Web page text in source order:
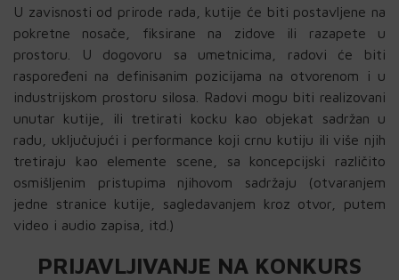
U zavisnosti od prirode rada, kutije će biti postavljene na
pokretne nosače, fiksirane na zidove ili razapete u
prostoru. U dogovoru sa umetnicima, radovi će biti
raspoređeni na definisanim pozicijama na otvorenom i u
industrijskom prostoru silosa. Radovi mogu biti realizovani
unutar kutije, ili tretirati kocku kao objekat sadržan u
radu, uključujući i performance koji crnu kutiju ili više njih
tretiraju kao elemente scene, sa koncepcijski različito
osmišljenim pristupima njihovom sadržaju (otvaranjem
jedne stranice kutije, sagledavanjem kroz otvor, putem
video i audio zapisa, itd.)
PRIJAVLJIVANJE NA KONKURS